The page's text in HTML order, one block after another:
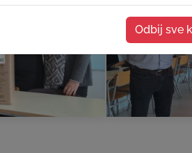
Odbij sve